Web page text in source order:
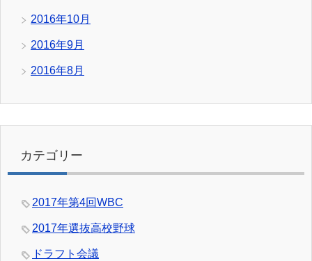
2016年10月
2016年9月
2016年8月
カテゴリー
2017年第4回WBC
2017年選抜高校野球
ドラフト会議